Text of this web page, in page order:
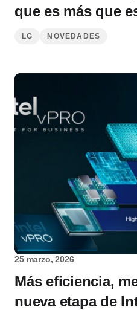
que es más que
LG NOVEDADES
25 marzo, 2026
Más eficiencia,
nueva etapa de